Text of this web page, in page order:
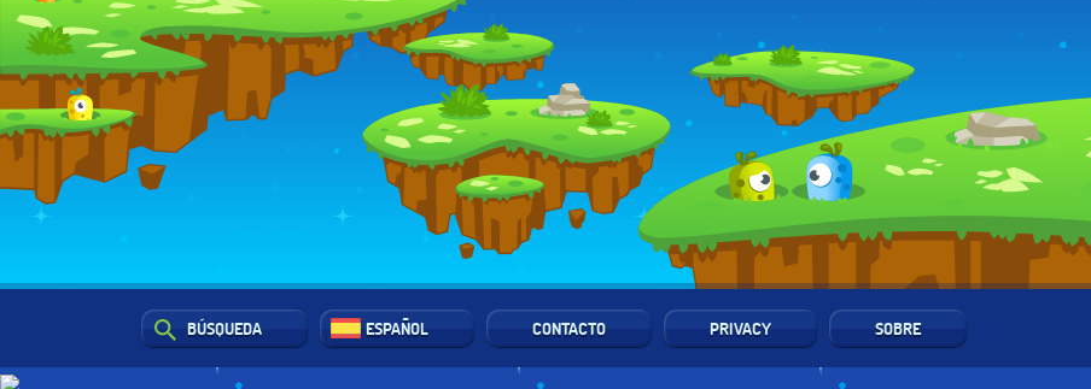
BÚSQUEDA ESPAÑOL CONTACTO PRIVACY SOBRE